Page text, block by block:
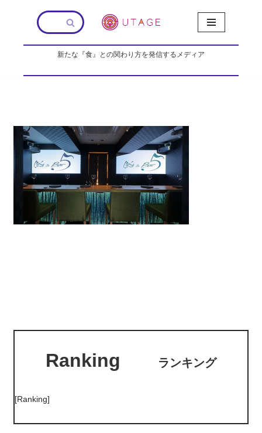
新たな『食』との関わり方を発信するメディア
Ranking ランキング
[Ranking]